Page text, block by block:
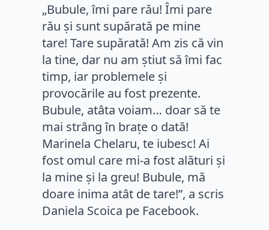
„Bubule, îmi pare rău! Îmi pare
rău și sunt supărată pe mine
tare! Tare supărată! Am zis că vin
la tine, dar nu am știut să îmi fac
timp, iar problemele și
provocările au fost prezente.
Bubule, atâta voiam… doar să te
mai strâng în brațe o dată!
Marinela Chelaru, te iubesc! Ai
fost omul care mi-a fost alături și
la mine și la greu! Bubule, mă
doare inima atât de tare!”, a scris
Daniela Scoica pe Facebook.